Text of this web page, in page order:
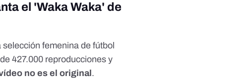
el 'Waka Waka' de
selección femenina de fútbol
427.000 reproducciones y
no es el original .